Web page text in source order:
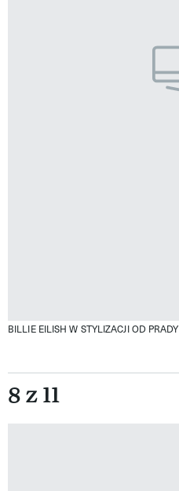
BILLIE EILISH W STYLIZACJI OD PRADY
8 z 11